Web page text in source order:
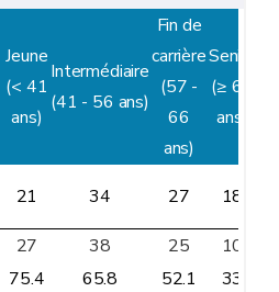
Jeune
(< 41
ans)
Intermédiaire
(41 - 56 ans)
Fin de
carrière
(57 -
66
ans)
Senior
(≥ 67
ans)
21 34 27 18
27 38 25
10
75.4 65.8 52.1
33